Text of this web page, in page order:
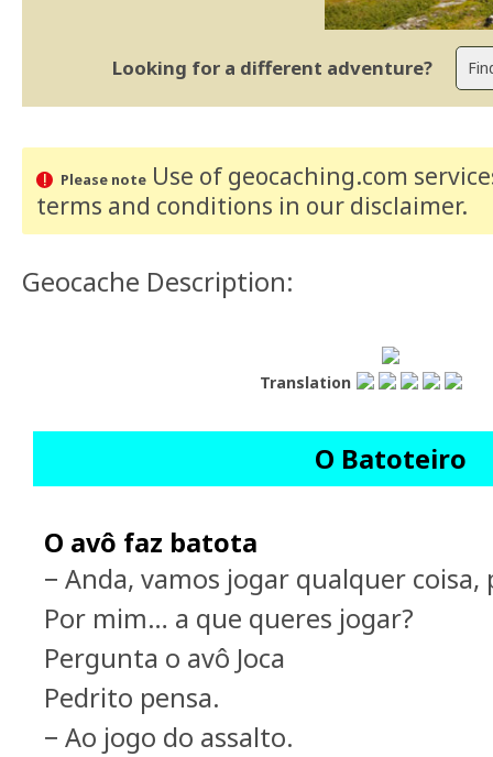
Looking for a different adventure?
Please noteUse of geocaching.com
terms and conditions in our disclaimer.
Geocache Description:
Translation
O Batoteiro
O avô faz batota
− Anda, vamos jogar qualquer coisa,
Por mim… a que queres jogar?
Pergunta o avô Joca
Pedrito pensa.
− Ao jogo do assalto.